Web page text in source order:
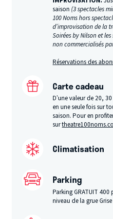
saison(3 spectacles
100 Noms hors
d’improvisation de la
Soirées by Nilson et
non commercialisés
Réservations des
Carte cadeau
D’une valeur de 20,
en une seule fois sur
saison. Pour en
sur
Climatisation
Parking
Parking GRATUIT 400
niveau de la grue Grise